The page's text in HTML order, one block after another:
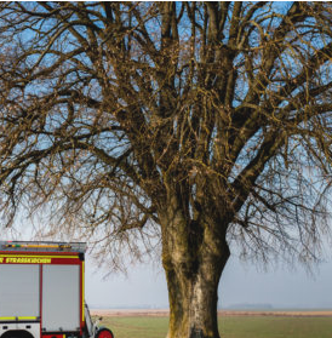
Fahrzeuge
Ausrüstung